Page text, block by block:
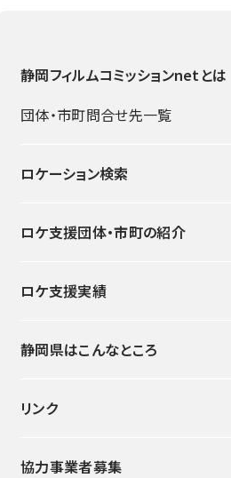
静岡フィルムコミッションnetとは
団体・市町問合せ先一覧
ロケーション検索
ロケ支援団体・市町の紹介
ロケ支援実績
静岡県はこんなところ
リンク
協力事業者募集